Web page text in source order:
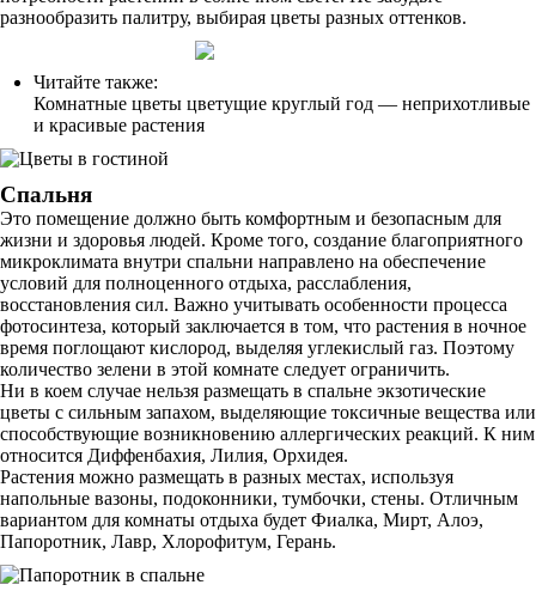
разнообразить палитру, выбирая цветы разных оттенков.
Читайте также:
Комнатные цветы цветущие круглый год — неприхотливые
и красивые растения
Спальня
Это помещение должно быть комфортным и безопасным для
жизни и здоровья людей. Кроме того, создание благоприятного
микроклимата внутри спальни направлено на обеспечение
условий для полноценного отдыха, расслабления,
восстановления сил. Важно учитывать особенности процесса
фотосинтеза, который заключается в том, что растения в ночное
время поглощают кислород, выделяя углекислый газ. Поэтому
количество зелени в этой комнате следует ограничить.
Ни в коем случае нельзя размещать в спальне экзотические
цветы с сильным запахом, выделяющие токсичные вещества или
способствующие возникновению аллергических реакций. К ним
относится Диффенбахия, Лилия, Орхидея.
Растения можно размещать в разных местах, используя
напольные вазоны, подоконники, тумбочки, стены. Отличным
вариантом для комнаты отдыха будет Фиалка, Мирт, Алоэ,
Папоротник, Лавр, Хлорофитум, Герань.